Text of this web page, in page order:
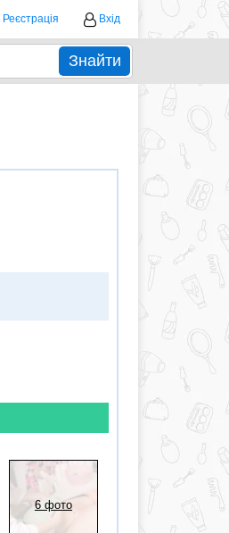
Реєстрація Вхід
Знайти
6 фото